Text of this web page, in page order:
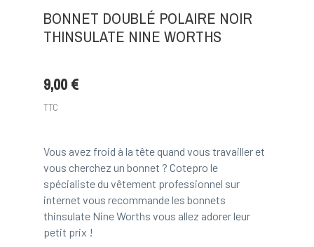
BONNET DOUBLÉ POLAIRE NOIR
THINSULATE NINE WORTHS
9,00 €
TTC
Vous avez froid à la tête quand vous travailler et
vous cherchez un bonnet ? Cotepro le
spécialiste du vêtement professionnel sur
internet vous recommande les bonnets
thinsulate Nine Worths vous allez adorer leur
petit prix !